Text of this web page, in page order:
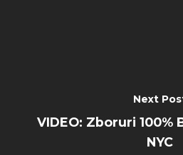
Next
VIDEO: Zboruri 100%
NYC